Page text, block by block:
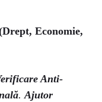
Economie,
Anti-
.Ajutor